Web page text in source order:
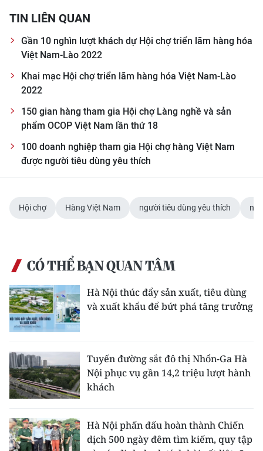
VỀ BÁO NHÂN DÂN
THỜI NAY
NHÂN DÂN CUỐI TUẦN
MUA BÁO
ĐỌC BÁO IN
ESPAÑOL
한국어
TIN LIÊN QUAN
Gần 10 nghìn lượt khách dự Hội chợ triển lãm hàng hóa
Việt Nam-Lào 2022
Khai mạc Hội chợ triển lãm hàng hóa Việt Nam-Lào
2022
150 gian hàng tham gia Hội chợ Làng nghề và sản
phẩm OCOP Việt Nam lần thứ 18
100 doanh nghiệp tham gia Hội chợ hàng Việt Nam
được người tiêu dùng yêu thích
Hội chợ Hàng Việt Nam người tiêu dùng yêu thích
CÓ THỂ BẠN QUAN TÂM
Hà Nội thúc đẩy sản xuất, tiêu dùng
và xuất khẩu để bứt phá tăng trưởng
Tuyến đường sắt đô thị Nhổn-Ga Hà
Nội phục vụ gần 14,2 triệu lượt hành
khách
Hà Nội phấn đấu hoàn thành Chiến
dịch 500 ngày đêm tìm kiếm, quy tập